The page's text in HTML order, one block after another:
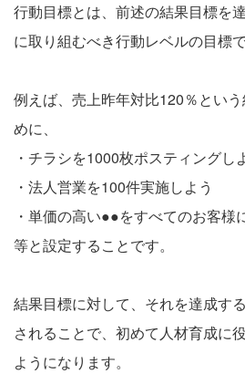
行動目標とは、前述の結果目標を
に取り組むべき行動レベルの目標で
例えば、売上昨年対比120％とい
めに、
・チラシを1000枚ポスティングし
・法人営業を100件実施しよう
・単価の高い●●をすべてのお客様
等と設定することです。
結果目標に対して、それを達成す
されることで、初めて人材育成に
ようになります。